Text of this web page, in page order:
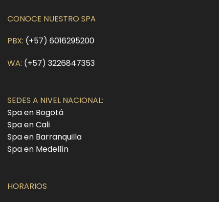
CONOCE NUESTRO SPA
PBX: (+57) 6016295200
WA: (+57) 3226847353
SEDES A NIVEL NACIONAL:
Spa en Bogotá
Spa en Cali
Spa en Barranquilla
Spa en Medellín
HORARIOS